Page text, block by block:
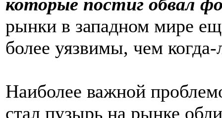
рынки в западном мире
более уязвимы, чем
Наиболее важной
стал пузырь на рынке